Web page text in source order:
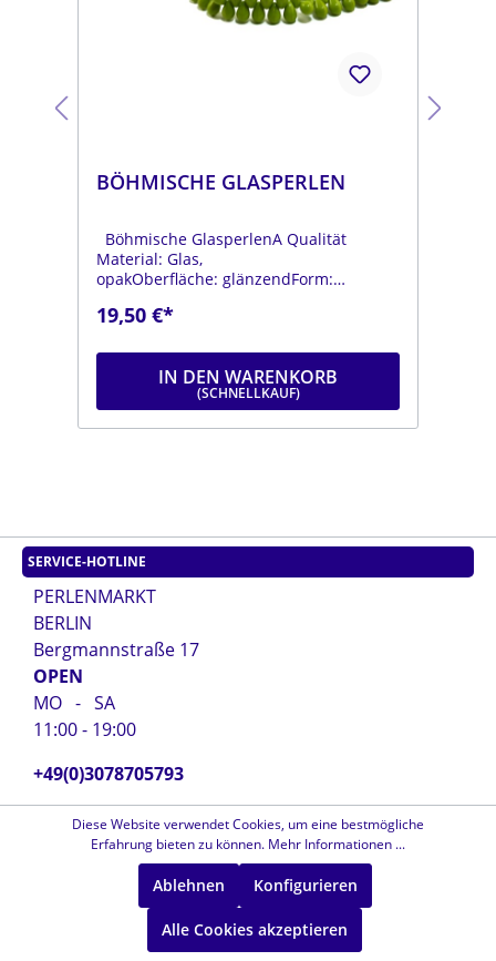
BÖHMISCHE GLASPERLEN
Böhmische GlasperlenA Qualität
Material: Glas,
opakOberfläche: glänzendForm:
moosgrünDurchmesser: ca. 6 mmLänge:
19,50 €*
IN DEN WARENKORB
SERVICE-HOTLINE
PERLENMARKT
BERLIN
Bergmannstraße 17
OPEN
MO - SA
11:00 - 19:00
+49(0)3078705793
info@beads.berlin
Diese Website verwendet Cookies, um eine bestmögliche
Erfahrung bieten zu können. Mehr Informationen ...
Ablehnen Konfigurieren
Alle Cookies akzeptieren